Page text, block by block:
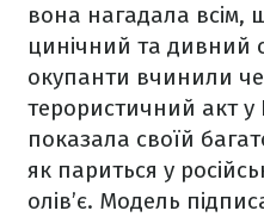
вона нагадала всім,
цинічний та дивний
окупанти вчинили
терористичний акт у
показала своїй
як париться у
олів’є. Модель